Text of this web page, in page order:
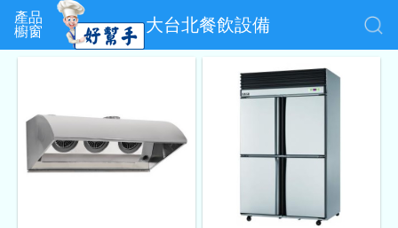
產品
櫥窗
大台北餐飲設備